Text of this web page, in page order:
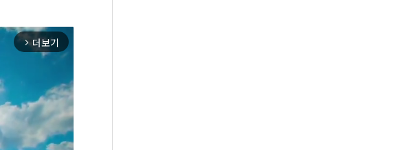
arrow_forward_ios 더보기